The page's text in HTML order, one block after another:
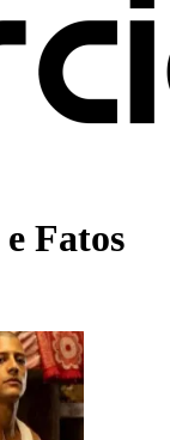
Fatos